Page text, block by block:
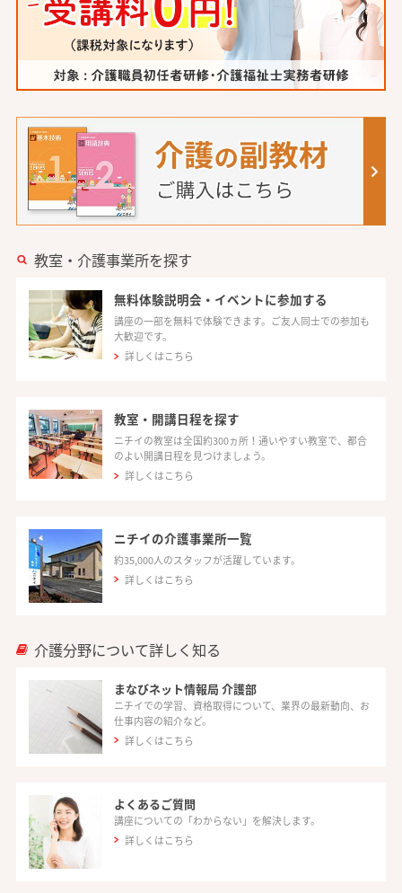
教室・介護事業所を探す
無料体験説明会・イベントに参加する
講座の一部を無料で体験できます。ご友人同士での参加も
大歓迎です。
詳しくはこちら
教室・開講日程を探す
ニチイの教室は全国約300ヵ所！通いやすい教室で、都合
のよい開講日程を見つけましょう。
詳しくはこちら
ニチイの介護事業所一覧
約35,000人のスタッフが活躍しています。
詳しくはこちら
介護分野について詳しく知る
まなびネット情報局 介護部
ニチイでの学習、資格取得について、業界の最新動向、お
仕事内容の紹介など。
詳しくはこちら
よくあるご質問
講座についての「わからない」を解決します。
詳しくはこちら